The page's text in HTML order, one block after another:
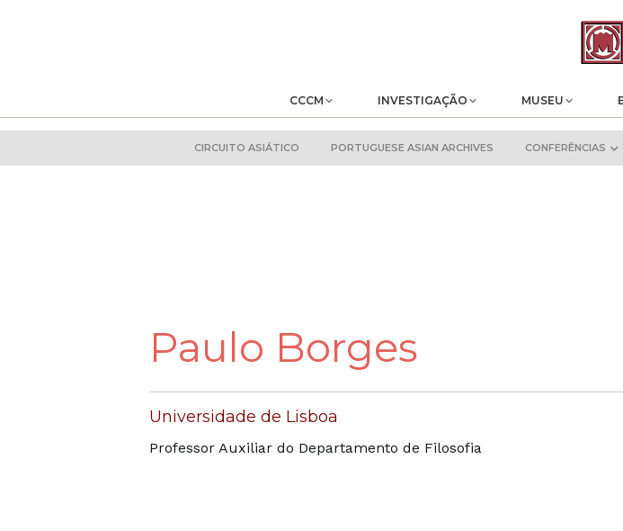
CCCM INVESTIGAÇÃO MUSEU
CIRCUITO ASIÁTICO PORTUGUESE ASIAN ARCHIVES CONFERÊNCIAS
Paulo Borges
Universidade de Lisboa
Professor Auxiliar do Departamento de Filosofia